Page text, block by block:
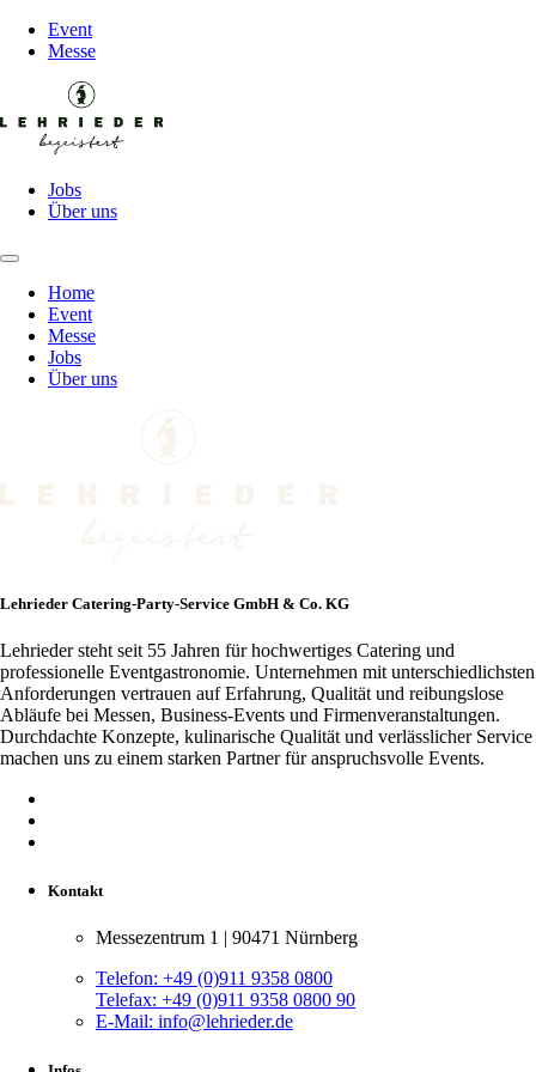
Event
Messe
Jobs
Über uns
Home
Event
Messe
Jobs
Über uns
Lehrieder Catering-Party-Service GmbH & Co. KG
Lehrieder steht seit 55 Jahren für hochwertiges Catering und
professionelle Eventgastronomie. Unternehmen mit unterschiedlichsten
Anforderungen vertrauen auf Erfahrung, Qualität und reibungslose
Abläufe bei Messen, Business-Events und Firmenveranstaltungen.
Durchdachte Konzepte, kulinarische Qualität und verlässlicher Service
machen uns zu einem starken Partner für anspruchsvolle Events.
Kontakt
Messezentrum 1 | 90471 Nürnberg
Telefon: +49 (0)911 9358 0800
Telefax: +49 (0)911 9358 0800 90
E-Mail: info@lehrieder.de